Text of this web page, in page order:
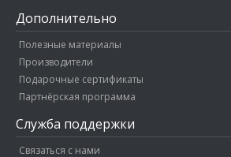
Дополнительно
Полезные материалы
Производители
Подарочные сертификаты
Партнёрская программа
Служба поддержки
Связаться с нами